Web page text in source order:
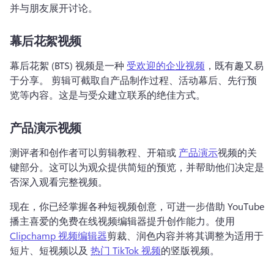
并与朋友展开讨论。
幕后花絮视频
幕后花絮 (BTS) 视频是一种 受欢迎的企业视频 ，既有趣又易
于分享。 剪辑可截取自产品制作过程、活动幕后、先行预
览等内容。 这是与受众建立联系的绝佳方式。
产品演示视频
测评者和创作者可以剪辑教程、开箱或 产品演示视频的关
键部分。这可以为观众提供简短的预览，并帮助他们决定是
否深入观看完整视频。
现在，你已经掌握各种短视频创意，可进一步借助 YouTube
播主喜爱的免费在线视频编辑器提升创作能力。 使用
Clipchamp 视频编辑器剪裁、润色内容并将其调整为适用于
短片、短视频以及 热门 TikTok 视频的竖版视频。